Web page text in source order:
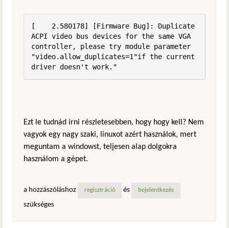
[    2.580178] [Firmware Bug]: Duplicate
ACPI video bus devices for the same VGA
controller, please try module parameter
"video.allow_duplicates=1"if the current
driver doesn't work."
Ezt le tudnád írni részletesebben, hogy hogy kell? Nem
vagyok egy nagy szaki, linuxot azért használok, mert
meguntam a windowst, teljesen alap dolgokra
használom a gépet.
a hozzászóláshoz regisztráció és bejelentkezés
szükséges